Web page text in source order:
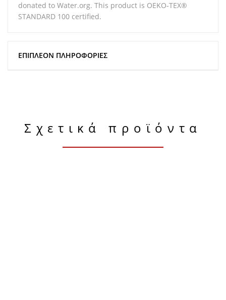
donated to Water.org. This product is OEKO-TEX®
STANDARD 100 certified.
ΕΠΙΠΛΈΟΝ ΠΛΗΡΟΦΟΡΊΕΣ
Σχετικά προϊόντα